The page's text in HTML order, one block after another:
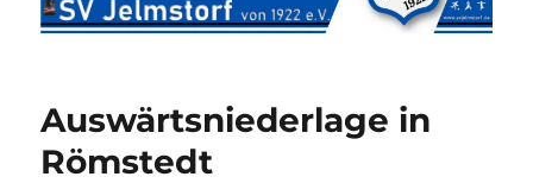
Auswärtsniederlage in
Römstedt